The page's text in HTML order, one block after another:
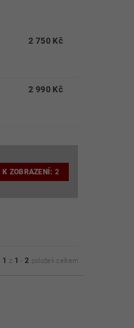
2 750 Kč
2 990 Kč
K ZOBRAZENÍ:2
1 z 1 -2 položek celkem